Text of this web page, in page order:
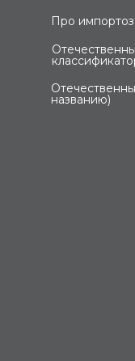
названию)
Про